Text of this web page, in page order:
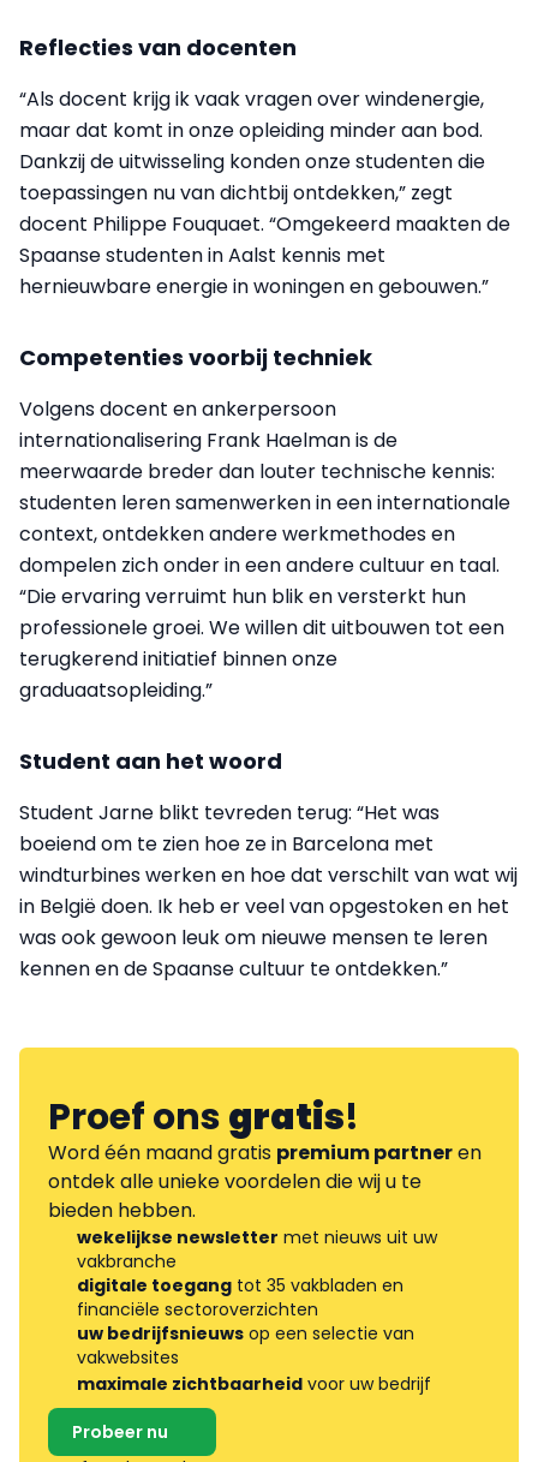
Reflecties van docenten
“Als docent krijg ik vaak vragen over windenergie,
maar dat komt in onze opleiding minder aan bod.
Dankzij de uitwisseling konden onze studenten die
toepassingen nu van dichtbij ontdekken,” zegt
docent Philippe Fouquaet. “Omgekeerd maakten de
Spaanse studenten in Aalst kennis met
hernieuwbare energie in woningen en gebouwen.”
Competenties voorbij techniek
Volgens docent en ankerpersoon
internationalisering Frank Haelman is de
meerwaarde breder dan louter technische kennis:
studenten leren samenwerken in een internationale
context, ontdekken andere werkmethodes en
dompelen zich onder in een andere cultuur en taal.
“Die ervaring verruimt hun blik en versterkt hun
professionele groei. We willen dit uitbouwen tot een
terugkerend initiatief binnen onze
graduaatsopleiding.”
Student aan het woord
Student Jarne blikt tevreden terug: “Het was
boeiend om te zien hoe ze in Barcelona met
windturbines werken en hoe dat verschilt van wat wij
in België doen. Ik heb er veel van opgestoken en het
was ook gewoon leuk om nieuwe mensen te leren
kennen en de Spaanse cultuur te ontdekken.”
Proef onsgratis!
Word één maand gratis premium partneren
ontdek alle unieke voordelen die wij u te
bieden hebben.
wekelijkse newsletter met nieuws uit uw
vakbranche
digitale toegang tot 35 vakbladen en
financiële sectoroverzichten
uw bedrijfsnieuws op een selectie van
vakwebsites
maximale zichtbaarheid voor uw bedrijf
Probeer nu